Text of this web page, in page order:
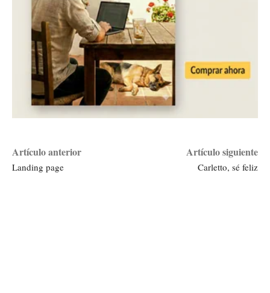
Artículo anterior
Landing page
Artículo siguiente
Carletto, sé feliz